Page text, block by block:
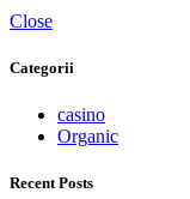
Close
Categorii
casino
Organic
Recent Posts